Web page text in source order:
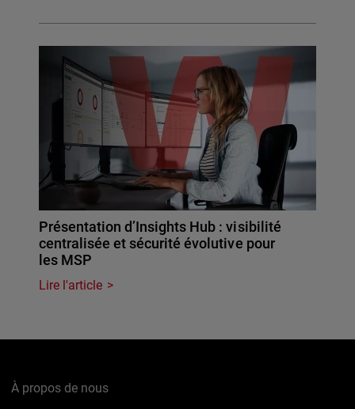
Présentation d’Insights Hub : visibilité
centralisée et sécurité évolutive pour
les MSP
Lire l'article
À propos de nous